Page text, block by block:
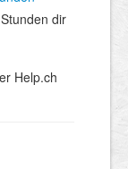
dir
Help.ch